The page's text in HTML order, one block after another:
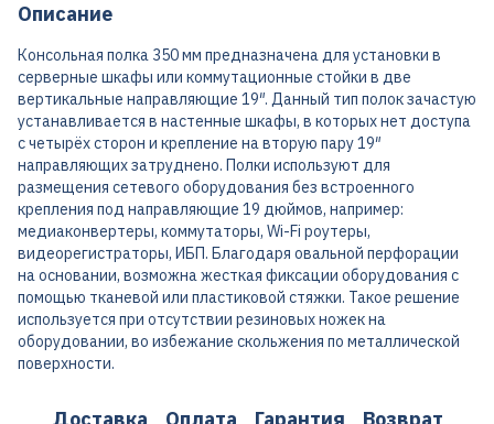
Описание
Консольная полка 350 мм предназначена для установки в
серверные шкафы или коммутационные стойки в две
вертикальные направляющие 19″. Данный тип полок зачастую
устанавливается в настенные шкафы, в которых нет доступа
с четырёх сторон и крепление на вторую пару 19″
направляющих затруднено. Полки используют для
размещения сетевого оборудования без встроенного
крепления под направляющие 19 дюймов, например:
медиаконвертеры, коммутаторы, Wi-Fi роутеры,
видеорегистраторы, ИБП. Благодаря овальной перфорации
на основании, возможна жесткая фиксации оборудования с
помощью тканевой или пластиковой стяжки. Такое решение
используется при отсутствии резиновых ножек на
оборудовании, во избежание скольжения по металлической
поверхности.
Доставка Оплата Гарантия Возврат